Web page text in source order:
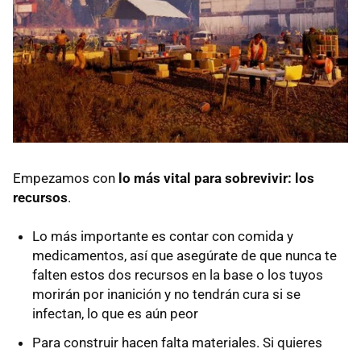
Empezamos con lo más vital para sobrevivir: los
recursos.
Lo más importante es contar con comida y
medicamentos, así que asegúrate de que nunca te
falten estos dos recursos en la base o los tuyos
morirán por inanición y no tendrán cura si se
infectan, lo que es aún peor
Para construir hacen falta materiales. Si quieres